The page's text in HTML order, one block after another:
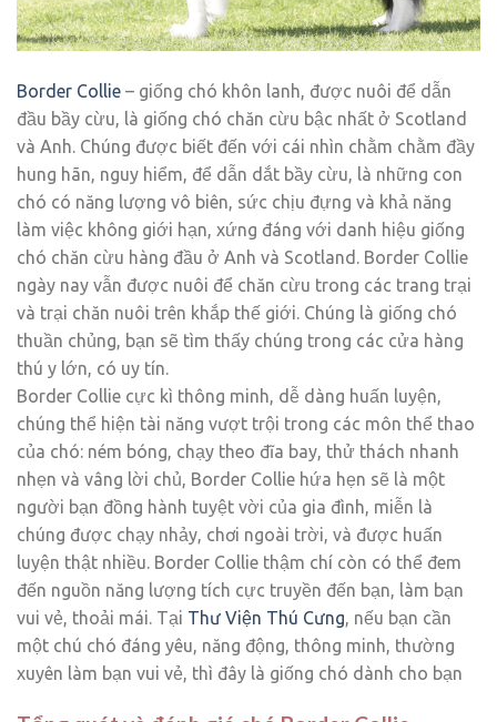
Border Collie – giống chó khôn lanh, được nuôi để dẫn
đầu bầy cừu, là giống chó chăn cừu bậc nhất ở Scotland
và Anh. Chúng được biết đến với cái nhìn chằm chằm đầy
hung hãn, nguy hiểm, để dẫn dắt bầy cừu, là những con
chó có năng lượng vô biên, sức chịu đựng và khả năng
làm việc không giới hạn, xứng đáng với danh hiệu giống
chó chăn cừu hàng đầu ở Anh và Scotland. Border Collie
ngày nay vẫn được nuôi để chăn cừu trong các trang trại
và trại chăn nuôi trên khắp thế giới. Chúng là giống chó
thuần chủng, bạn sẽ tìm thấy chúng trong các cửa hàng
thú y lớn, có uy tín.
Border Collie cực kì thông minh, dễ dàng huấn luyện,
chúng thể hiện tài năng vượt trội trong các môn thể thao
của chó: ném bóng, chạy theo đĩa bay, thử thách nhanh
nhẹn và vâng lời chủ, Border Collie hứa hẹn sẽ là một
người bạn đồng hành tuyệt vời của gia đình, miễn là
chúng được chạy nhảy, chơi ngoài trời, và được huấn
luyện thật nhiều. Border Collie thậm chí còn có thể đem
đến nguồn năng lượng tích cực truyền đến bạn, làm bạn
vui vẻ, thoải mái. Tại Thư Viện Thú Cưng, nếu bạn cần
một chú chó đáng yêu, năng động, thông minh, thường
xuyên làm bạn vui vẻ, thì đây là giống chó dành cho bạn